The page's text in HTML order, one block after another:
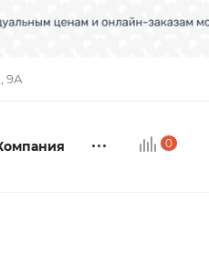
9А
0